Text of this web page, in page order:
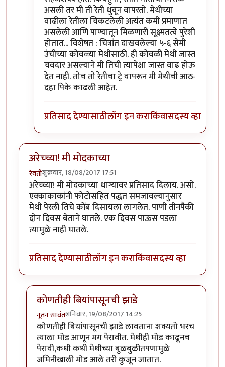
असली तर मी ती रेती धुवून वापरतो. मेथीच्या
वाढीला रेतीला चिकटलेली अत्यंत कमी प्रमाणात
असलेली आणि पाण्यातून मिळणारी सूक्ष्मतत्वे पुरेशी
होतात... विशेषत : चित्रांत दाखवलेल्या ५-६ सेमी
उंचीच्या कोवळ्या मेथीसाठी. ही कोवळी मेथी जास्त
चवदार असल्याने मी तिची त्यापेक्षा जास्त वाढ होऊ
देत नाही. तोच तो रेतीचा ट्रे वापरून मी मेथीची आठ-
दहा पिके काढली आहेत.
प्रतिसाद देण्यासाठीलॉग इन कराकिंवासदस्य व्हा
अरेच्च्या! मी मोदकाच्या
रेवतीशुक्रवार, 18/08/2017 17:51
अरेच्च्या! मी मोदकाच्या धाग्यावर प्रतिसाद दिलाय. असो.
एक्काकाकांनी फोटोसहित पद्धत समजावल्यानुसार
मेथी पेरली तिचे कोंब दिसायला लागलेत. पाणी तीनपैकी
दोन दिवस बेताने घातले. एक दिवस पाऊस पडला
त्यामुळे नाही घातले.
प्रतिसाद देण्यासाठीलॉग इन कराकिंवासदस्य व्हा
कोणतीही बियांपासूनची झाडे
नूतन सावंतशनिवार, 19/08/2017 14:25
In reply toअरेच्च्या! मी मोदकाच्याbyरेवती
कोणतीही बियांपासूनची झाडे लावताना शक्यतो भरच
त्याला मोड आणून मग पेरावीत. मेथीही मोड काढूनच
पेरावी,कधी कधी मेथीच्या बुळबुळीतपणामुळे
जमिनीखाली मोड आले तरी कुजून जातात.